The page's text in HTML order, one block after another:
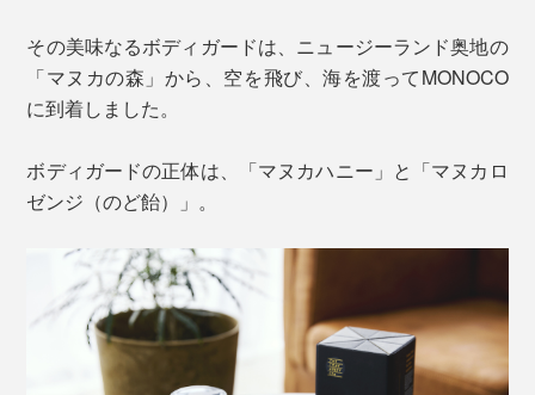
その美味なるボディガードは、ニュージーランド奥地の
「マヌカの森」から、空を飛び、海を渡ってMONOCO
に到着しました。
ボディガードの正体は、「マヌカハニー」と「マヌカロ
ゼンジ（のど飴）」。